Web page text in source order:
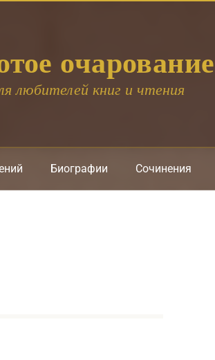
очарование
любителей книг и чтения
Биографии Сочинения